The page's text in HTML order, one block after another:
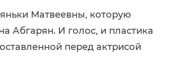
Матвеевны, которую
Абгарян. И голос, и пластика
перед актрисой